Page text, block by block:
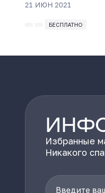
21 ИЮН 2021
БЕСПЛАТНО
Избранные
Никакого